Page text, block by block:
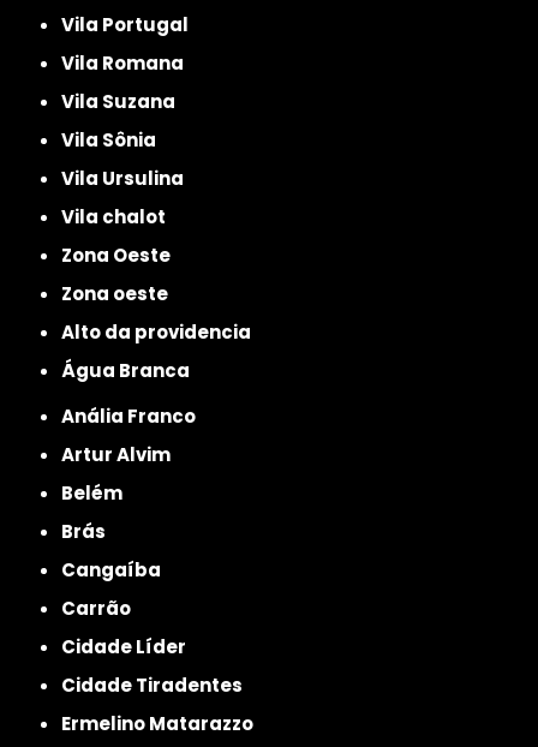
Vila Portugal
Vila Romana
Vila Suzana
Vila Sônia
Vila Ursulina
Vila chalot
Zona Oeste
Zona oeste
alto da providencia
Água Branca
Anália Franco
Artur Alvim
Belém
Brás
Cangaíba
Carrão
Cidade Líder
Cidade Tiradentes
Ermelino Matarazzo